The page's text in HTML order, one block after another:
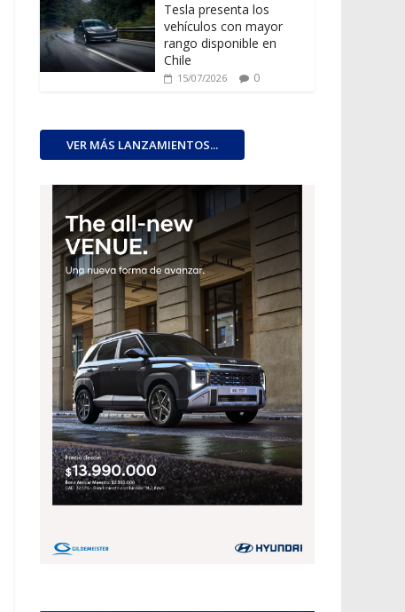
Tesla presenta los
vehículos con mayor
rango disponible en
Chile
15/07/2026 0
VER MÁS LANZAMIENTOS...